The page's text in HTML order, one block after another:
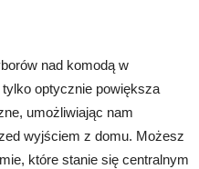
nad komodą w
optycznie powiększa
umożliwiając nam
wyjściem z domu. Możesz
które stanie się centralnym